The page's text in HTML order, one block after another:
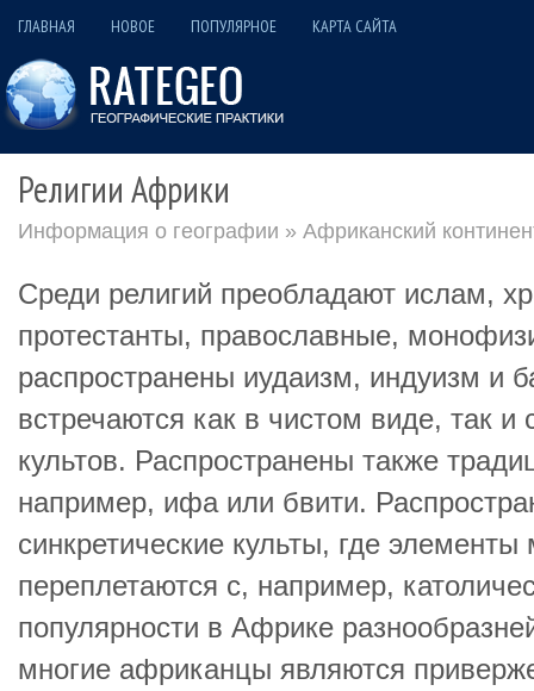
ГЛАВНАЯ НОВОЕ ПОПУЛЯРНОЕ КАРТА САЙТА
Религии Африки
Информация о географии » Африканский
Среди религий преобладают ислам,
протестанты, православные,
распространены иудаизм, индуизм и
встречаются как в чистом виде, так
культов. Распространены также
например, ифа или бвити.
синкретические культы, где элементы
переплетаются с, например,
популярности в Африке
многие африканцы являются